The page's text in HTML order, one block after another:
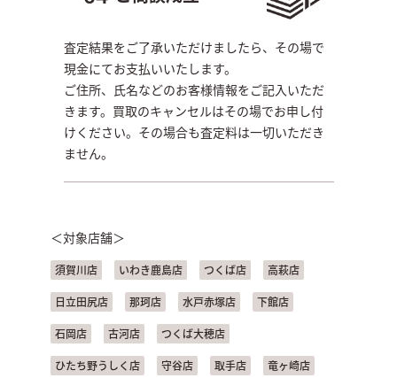
査定結果をご了承いただけましたら、その場で
現金にてお支払いいたします。
ご住所、氏名などのお客様情報をご記入いただ
きます。買取のキャンセルはその場でお申し付
けください。その場合も査定料は一切いただき
ません。
＜対象店舗＞
須賀川店 いわき鹿島店 つくば店 高萩店
日立田尻店 那珂店 水戸赤塚店 下館店
石岡店 古河店 つくば大穂店
ひたち野うしく店 守谷店 取手店 竜ヶ崎店